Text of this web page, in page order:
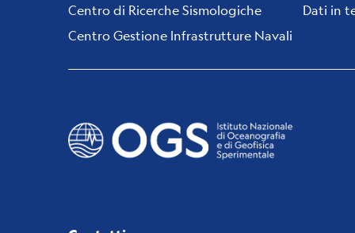
Centro di Ricerche Sismologiche
Centro Gestione Infrastrutture Navali
Dati in